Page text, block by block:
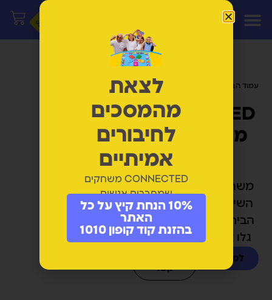
עמוד הבית / מוצרים המתויגים “רוח”
CONNECTED
משחקי חיבור
וצחוק
משחקים שמחזירים את
השיחה, הצחוק והחיבור
הביתה. לכל גיל משחק -
גלו את המשחק שלכם.
למשחקים
קשר
לצאת
מהמסכים
לחיבורים
אמיתיים
CONNECTED משחקים
שמחברים אנשים
10% הנחת קיץ על כל
האתר
בהזנת קוד קופון 1010